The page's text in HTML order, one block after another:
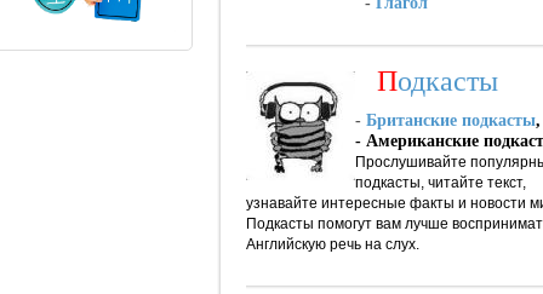
Подкасты
- Британские подкасты,
- Американские
Прослушивайте
подкасты, читайте текст,
узнавайте интересные факты и новости
Подкасты помогут вам лучше
Английскую речь на слух.